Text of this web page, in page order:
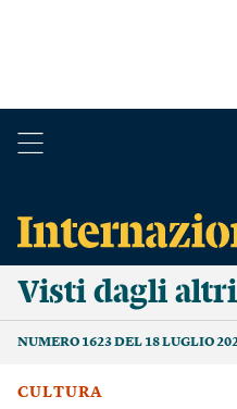
Visti dagli altri
NUMERO 1623 DEL 18 LUGLIO
CULTURA